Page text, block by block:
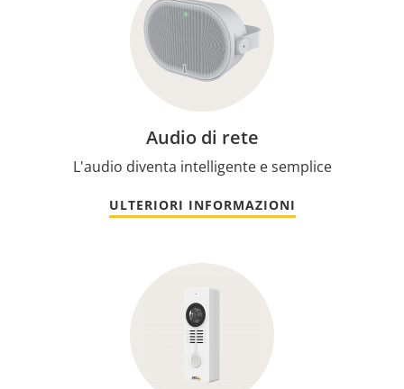
Audio di rete
L'audio diventa intelligente e semplice
ULTERIORI INFORMAZIONI